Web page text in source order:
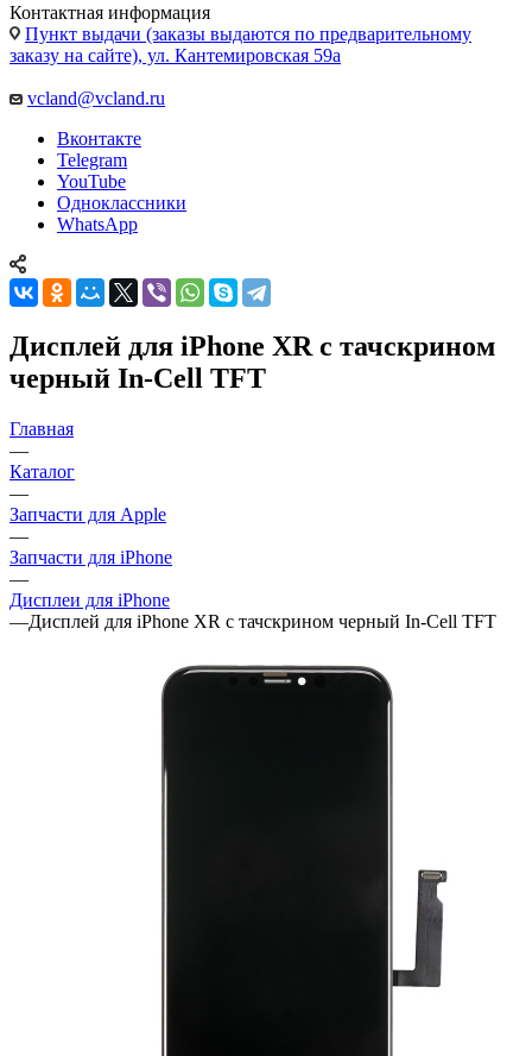
Контактная информация
Пункт выдачи (заказы выдаются по предварительному
заказу на сайте), ул. Кантемировская 59а
vcland@vcland.ru
Вконтакте
Telegram
YouTube
Одноклассники
WhatsApp
Дисплей для iPhone XR с тачскрином
черный In-Cell TFT
Главная
—
Каталог
—
Запчасти для Apple
—
Запчасти для iPhone
—
Дисплеи для iPhone
—Дисплей для iPhone XR с тачскрином черный In-Cell TFT